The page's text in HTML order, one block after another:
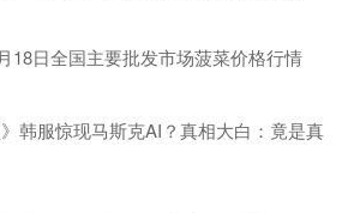
18日全国主要批发市场菠菜价格行情
韩服惊现马斯克AI？真相大白：竟是真